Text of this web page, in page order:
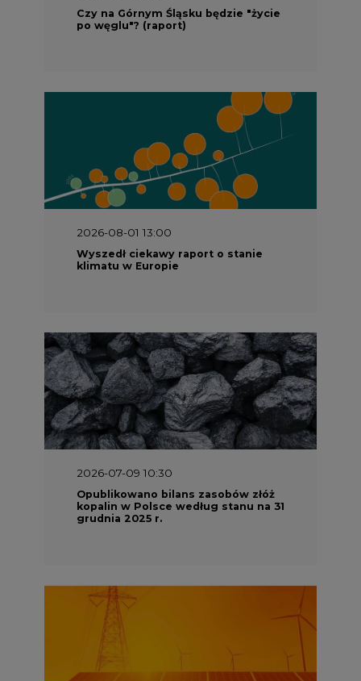
2026-08-01 13:00
Wyszedł ciekawy raport o stanie
klimatu w Europie
2026-07-09 10:30
Opublikowano bilans zasobów złóż
kopalin w Polsce według stanu na 31
grudnia 2025 r.
2026-06-08 07:00